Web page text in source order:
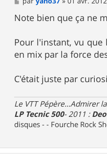
e
s
s
g
e
Note bien que ça ne
Pour l'instant, vu que
en mix par la force
C'était juste par
Le VTT Pépère...Admirer
LP Tecnic 500- 2011 :
disques - - Fourche Rock